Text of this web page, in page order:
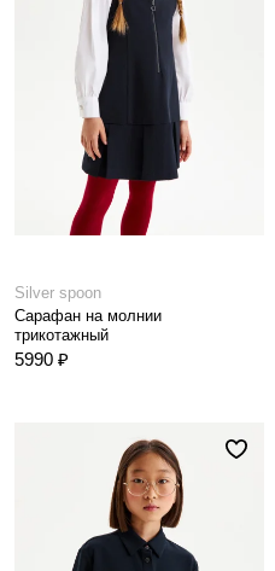
Silver spoon
Сарафан на молнии
трикотажный
5990 ₽